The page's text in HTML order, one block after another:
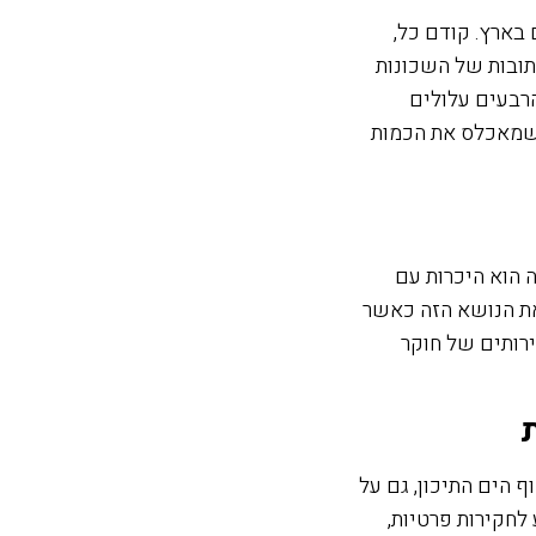
בארץ. קודם כל,
של השכונות
עלולים
שמאכלס את הכמות
היכרות עם
הנושא הזה כאשר
של חוקר
הים התיכון, גם על
פרטיות,